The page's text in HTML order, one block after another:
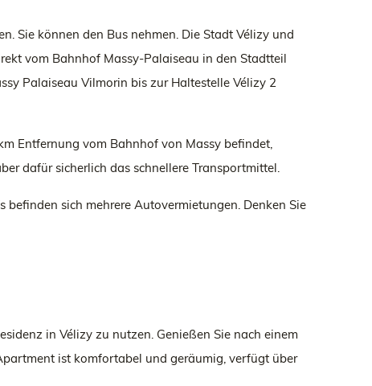
Sie können den Bus nehmen. Die Stadt Vélizy und
vom Bahnhof Massy-Palaiseau in den Stadtteil
Palaiseau Vilmorin bis zur Haltestelle Vélizy 2
Entfernung vom Bahnhof von Massy befindet,
dafür sicherlich das schnellere Transportmittel.
sich mehrere Autovermietungen. Denken Sie
in Vélizy zu nutzen. Genießen Sie nach einem
ist komfortabel und geräumig, verfügt über